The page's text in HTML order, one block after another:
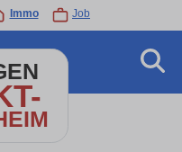
Immo Job